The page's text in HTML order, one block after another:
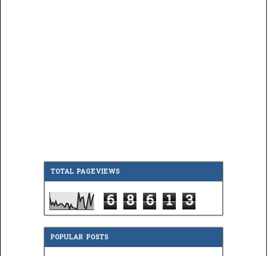
TOTAL PAGEVIEWS
6 8 6 1 3
POPULAR POSTS